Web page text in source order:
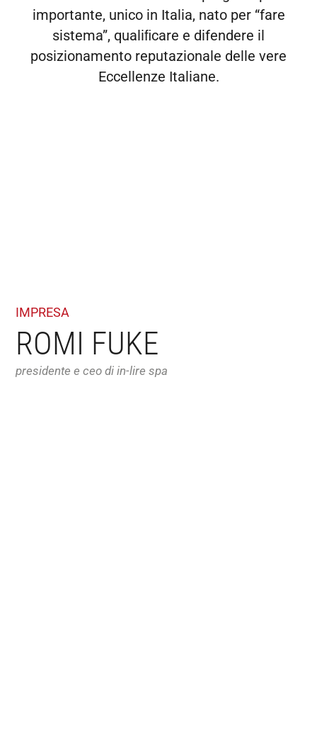
importante, unico in Italia, nato per “fare
sistema”, qualiﬁcare e difendere il
posizionamento reputazionale delle vere
Eccellenze Italiane.
IMPRESA
ROMI FUKE
presidente e ceo di in-lire spa